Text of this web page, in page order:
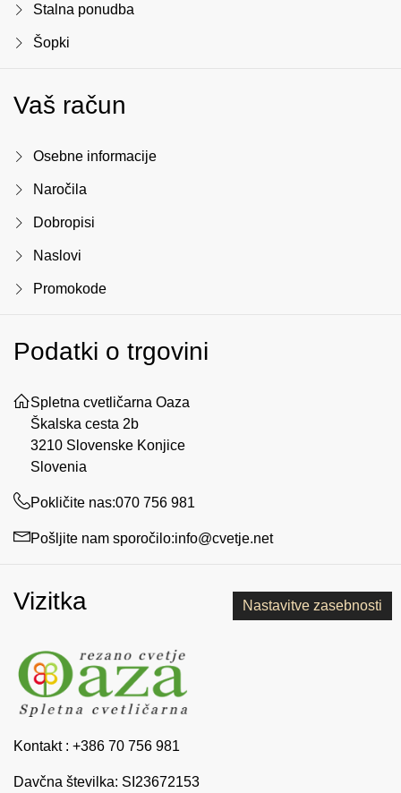
Stalna ponudba
Šopki
Vaš račun
Osebne informacije
Naročila
Dobropisi
Naslovi
Promokode
Podatki o trgovini
Spletna cvetličarna Oaza
Škalska cesta 2b
3210 Slovenske Konjice
Slovenia
Pokličite nas:070 756 981
Pošljite nam sporočilo:info@cvetje.net
Vizitka
Kontakt : +386 70 756 981
Davčna številka: SI23672153
Nastavitve zasebnosti